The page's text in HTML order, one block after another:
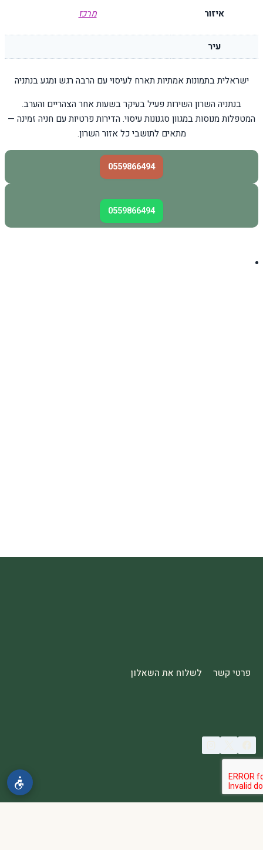
איזור מרכז
עיר
ישראלית בתמונות אמתיות תארח לעיסוי עם הרבה רגש ומגע בנתניה
בנתניה השרון השירות פעיל בעיקר בשעות אחר הצהריים והערב.
המטפלות מנוסות במגוון סגנונות עיסוי. הדירות פרטיות עם חניה זמינה —
מתאים לתושבי כל אזור השרון.
0559866494
0559866494
פרטי קשר לשלוח את השאלון
© 2026 spa2000